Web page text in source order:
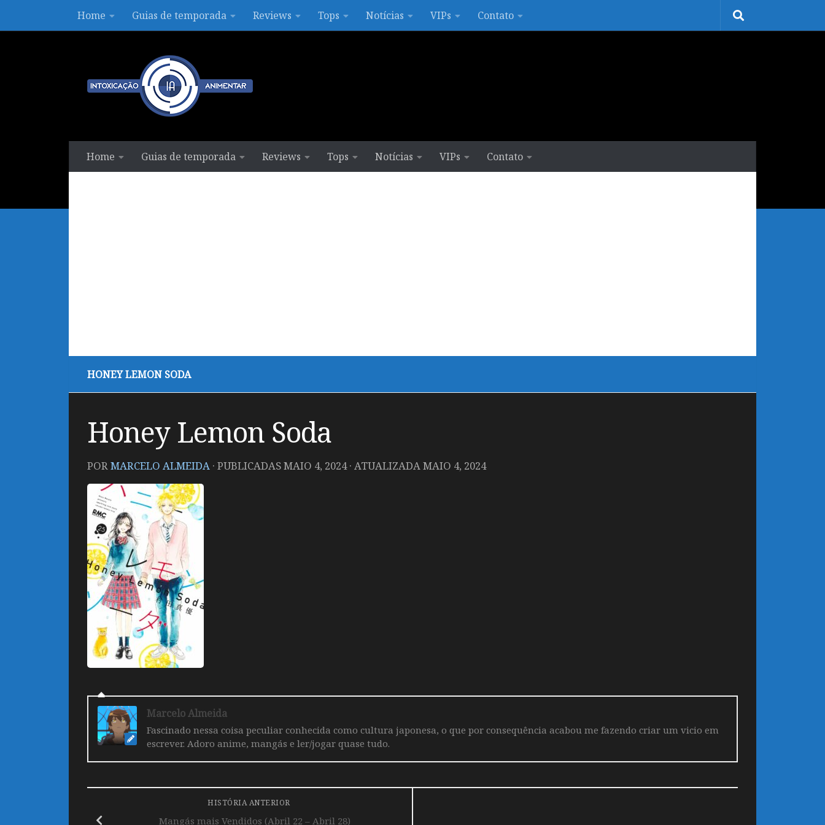
Skip to contentHome Guias de temporada Reviews Tops Notícias VIPs Contato
Home Guias de temporada Reviews Tops Notícias VIPs Contato
HONEY LEMON SODA
Honey Lemon Soda
PORMARCELO ALMEIDA · PUBLICADASMAIO 4, 2024· ATUALIZADAMAIO 4, 2024
Marcelo Almeida
Fascinado nessa coisa peculiar conhecida como cultura japonesa, o que por consequência acabou me fazendo criar um vicio em
escrever. Adoro anime, mangás e ler/jogar quase tudo.
HISTÓRIA ANTERIOR
Mangás mais Vendidos (Abril 22 – Abril 28)